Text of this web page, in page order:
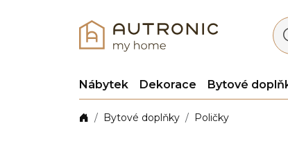
Nábytek Dekorace Bytové
Bytové doplňky Poličky